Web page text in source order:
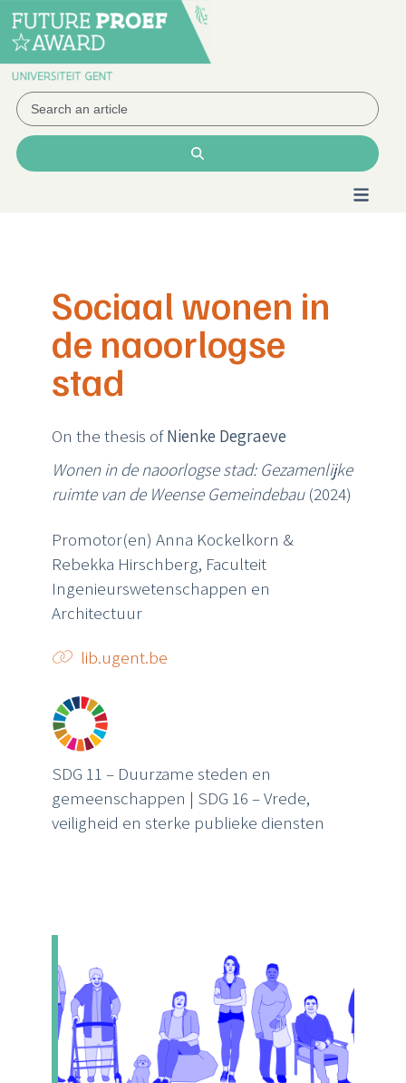
Sociaal wonen in
de naoorlogse
stad
On the thesis ofNienke Degraeve
Wonen in de naoorlogse stad: Gezamenlijke
ruimte van de Weense Gemeindebau(2024)
Promotor(en) Anna Kockelkorn &
Rebekka Hirschberg, Faculteit
Ingenieurswetenschappen en
Architectuur
lib.ugent.be
SDG 11 – Duurzame steden en
gemeenschappen | SDG 16 – Vrede,
veiligheid en sterke publieke diensten